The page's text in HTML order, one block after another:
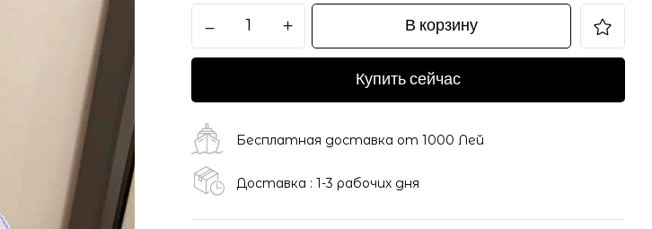
В корзину
Купить сейчас
Бесплатная доставка от 1000 Лей
Доставка : 1-3 рабочих дня